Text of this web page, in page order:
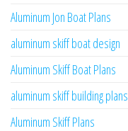
Aluminum Jon Boat Plans
aluminum skiff boat design
Aluminum Skiff Boat Plans
aluminum skiff building plans
Aluminum Skiff Plans